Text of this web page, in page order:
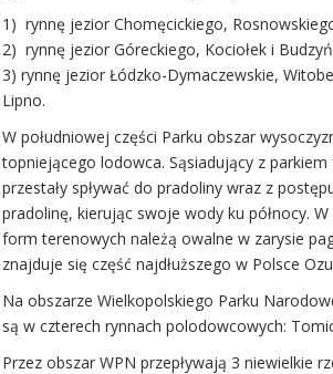
1) rynnę jezior Chomęcickiego,
2) rynnę jezior Góreckiego, Kociołek i
3) rynnę jezior Łódzko-Dymaczewskie,
Lipno.
W południowej części Parku obszar
topniejącego lodowca. Sąsiadujący z
przestały spływać do pradoliny wraz z
pradolinę, kierując swoje wody ku północy.
form terenowych należą owalne w zarysie
znajduje się część najdłuższego w Polsce
Na obszarze Wielkopolskiego Parku
są w czterech rynnach polodowcowych:
Przez obszar WPN przepływają 3 niewielkie